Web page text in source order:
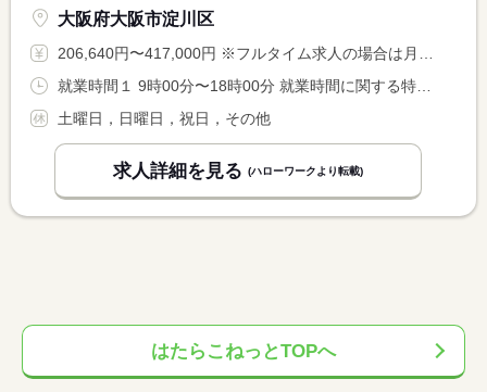
大阪府大阪市淀川区
206,640円〜417,000円 ※フルタイム求人の場合は月額（換算額）、パート求人の場合は時間額を表示しています。
土曜日，日曜日，祝日，その他
求人詳細を見る (ハローワークより転載)
はたらこねっとTOPへ